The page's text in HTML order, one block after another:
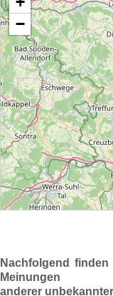
Nachfolgend
Meinungen
anderer